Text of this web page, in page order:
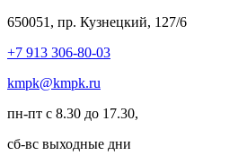
650051, пр. Кузнецкий, 127/6
+7 913 306-80-03
kmpk@kmpk.ru
пн-пт с 8.30 до 17.30,
сб-вс выходные дни